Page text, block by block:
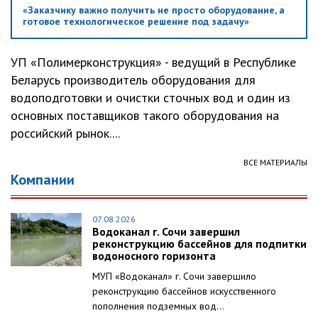
«Заказчику важно получить не просто оборудование, а
готовое технологическое решение под задачу»
УП «Полимерконструкция» - ведущий в Республике
Беларусь производитель оборудования для
водоподготовки и очистки сточных вод и один из
основных поставщиков такого оборудования на
российский рынок....
ВСЕ МАТЕРИАЛЫ
Компании
07.08.2026
Водоканал г. Сочи завершил
реконструкцию бассейнов для подпитки
водоносного горизонта
МУП «Водоканал» г. Сочи завершило
реконструкцию бассейнов искусственного
пополнения подземных вод...